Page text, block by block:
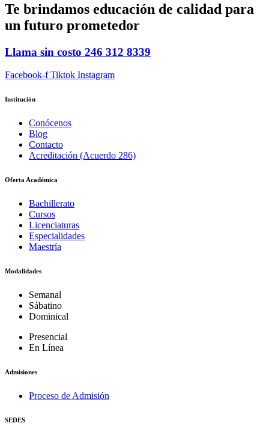
Te brindamos educación de calidad para
un futuro prometedor
Llama sin costo 246 312 8339
Facebook-f Tiktok Instagram
Institución
Conócenos
Blog
Contacto
Acreditación (Acuerdo 286)
Oferta Académica
Bachillerato
Cursos
Licenciaturas
Especialidades
Maestría
Modalidades
Semanal
Sábatino
Dominical
Presencial
En Línea
Admisiones
Proceso de Admisión
SEDES